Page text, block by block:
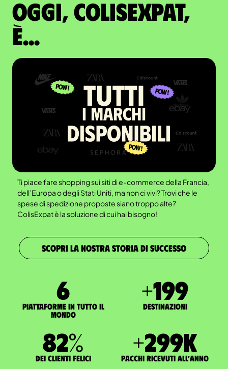
Oggi, ColisExpat,
è...
Ti piace fare shopping sui siti di e-commerce della Francia,
dell’Europa o degli Stati Uniti, ma non ci vivi? Trovi che le
spese di spedizione proposte siano troppo alte?
ColisExpat è la soluzione di cui hai bisogno!
SCOPRI LA NOSTRA STORIA DI SUCCESSO
7
Piattaforme in tutto il
mondo
+200
Destinazioni
83%
dei clienti felici
+300K
pacchi ricevuti all’anno